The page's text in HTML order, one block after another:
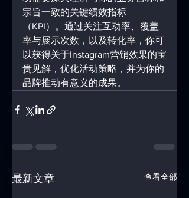
宗旨一致的关键绩效指标
（KPI）。通过关注互动率、覆盖
率与展示次数，以及转化率，你可
以获得关于Instagram营销效果的宝
贵见解，优化活动策略，并为你的
品牌推动有意义的成果。
最新文章 查看全部